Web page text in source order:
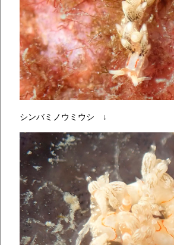
シンバミノウミウシ ↓